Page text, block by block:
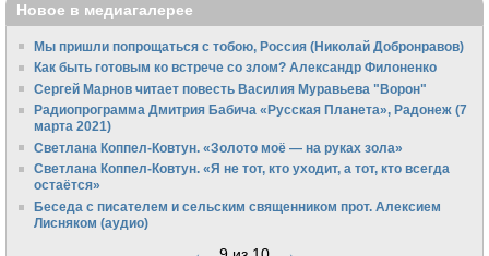
Новое в медиагалерее
Мы пришли попрощаться с тобою, Россия (Николай Добронравов)
Как быть готовым ко встрече со злом? Александр Филоненко
Сергей Марнов читает повесть Василия Муравьева "Ворон"
Радиопрограмма Дмитрия Бабича «Русская Планета», Радонеж (7
марта 2021)
Светлана Коппел-Ковтун. «Золото моё — на руках зола»
Светлана Коппел-Ковтун. «Я не тот, кто уходит, а тот, кто всегда
остаётся»
Беседа с писателем и сельским священником прот. Алексием
Лисняком (аудио)